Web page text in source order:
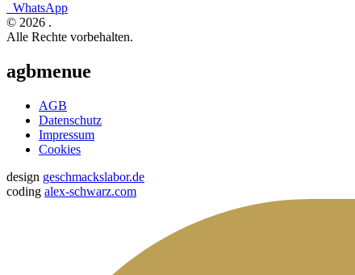
WhatsApp
© 2026 .
Alle Rechte vorbehalten.
agbmenue
AGB
Datenschutz
Impressum
Cookies
design geschmackslabor.de
coding alex-schwarz.com